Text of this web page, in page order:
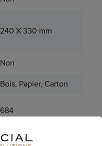
240 X 330 mm
Non
Bois, Papier, Carton
684
MIXTE 70%